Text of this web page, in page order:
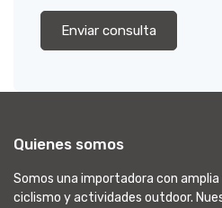
Enviar consulta
Quienes somos
Somos una importadora con
ciclismo y actividades outdoor.